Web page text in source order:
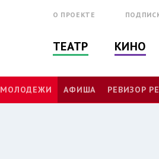
О ПРОЕКТЕ
ТЕАТР КИНО
МОЛОДЕЖИ АФИША РЕВИЗОР